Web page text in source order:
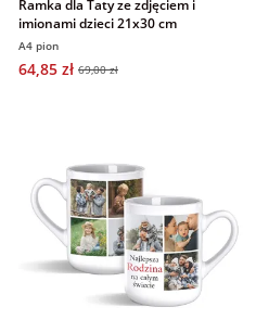
Ramka dla Taty ze zdjęciem i
imionami dzieci 21x30 cm
A4 pion
64,85 zł 69,00 zł